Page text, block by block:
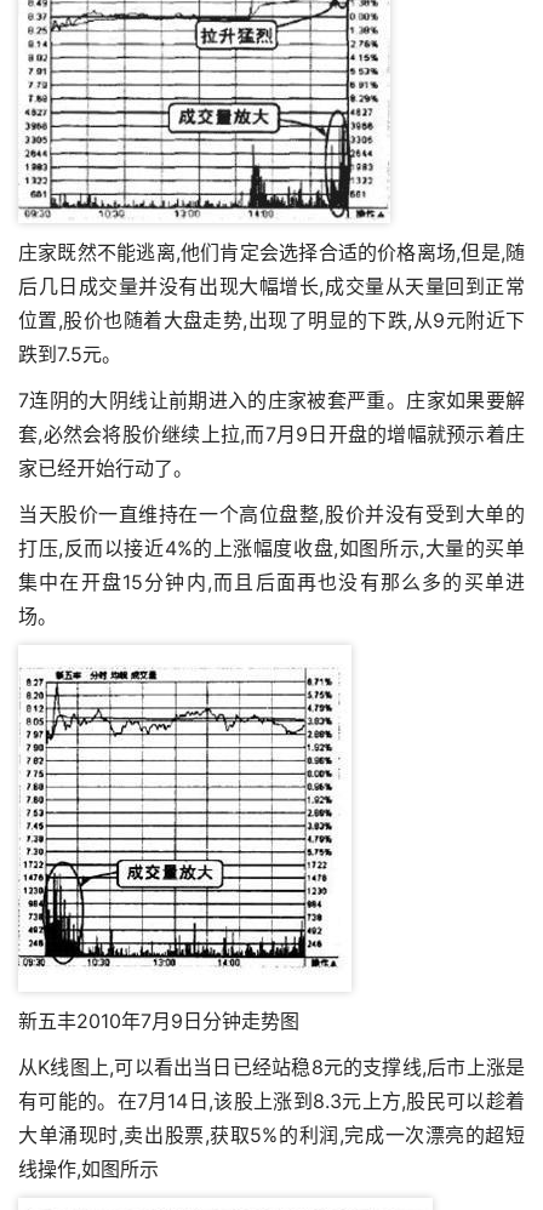
庄家既然不能逃离,他们肯定会选择合适的价格离场,但是,随
后几日成交量并没有出现大幅增长,成交量从天量回到正常
位置,股价也随着大盘走势,出现了明显的下跌,从9元附近下
跌到7.5元。
7连阴的大阴线让前期进入的庄家被套严重。庄家如果要解
套,必然会将股价继续上拉,而7月9日开盘的增幅就预示着庄
家已经开始行动了。
当天股价一直维持在一个高位盘整,股价并没有受到大单的
打压,反而以接近4%的上涨幅度收盘,如图所示,大量的买单
集中在开盘15分钟内,而且后面再也没有那么多的买单进
场。
新五丰2010年7月9日分钟走势图
从K线图上,可以看出当日已经站稳8元的支撑线,后市上涨是
有可能的。在7月14日,该股上涨到8.3元上方,股民可以趁着
大单涌现时,卖出股票,获取5%的利润,完成一次漂亮的超短
线操作,如图所示